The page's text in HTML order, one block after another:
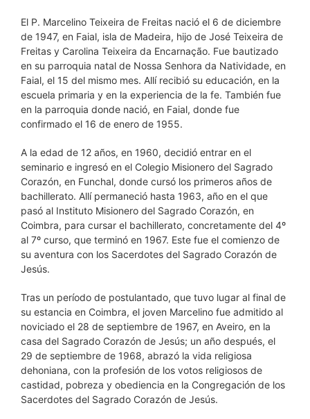
El P. Marcelino Teixeira de Freitas nació el 6 de diciembre
de 1947, en Faial, isla de Madeira, hijo de José Teixeira de
Freitas y Carolina Teixeira da Encarnação. Fue bautizado
en su parroquia natal de Nossa Senhora da Natividade, en
Faial, el 15 del mismo mes. Allí recibió su educación, en la
escuela primaria y en la experiencia de la fe. También fue
en la parroquia donde nació, en Faial, donde fue
confirmado el 16 de enero de 1955.
A la edad de 12 años, en 1960, decidió entrar en el
seminario e ingresó en el Colegio Misionero del Sagrado
Corazón, en Funchal, donde cursó los primeros años de
bachillerato. Allí permaneció hasta 1963, año en el que
pasó al Instituto Misionero del Sagrado Corazón, en
Coimbra, para cursar el bachillerato, concretamente del 4º
al 7º curso, que terminó en 1967. Este fue el comienzo de
su aventura con los Sacerdotes del Sagrado Corazón de
Jesús.
Tras un período de postulantado, que tuvo lugar al final de
su estancia en Coimbra, el joven Marcelino fue admitido al
noviciado el 28 de septiembre de 1967, en Aveiro, en la
casa del Sagrado Corazón de Jesús; un año después, el
29 de septiembre de 1968, abrazó la vida religiosa
dehoniana, con la profesión de los votos religiosos de
castidad, pobreza y obediencia en la Congregación de los
Sacerdotes del Sagrado Corazón de Jesús.